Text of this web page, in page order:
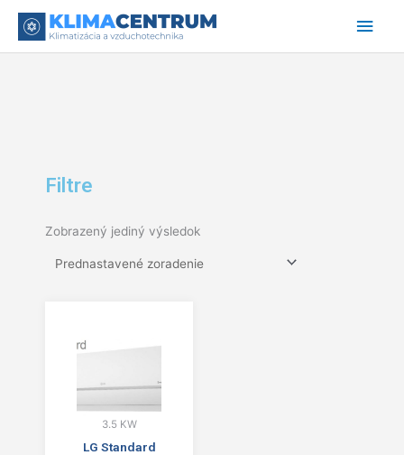
Filtre
Zobrazený jediný výsledok
3.5 KW
LG Standard